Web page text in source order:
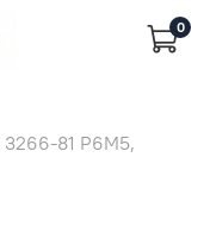
0
81 Р6М5,